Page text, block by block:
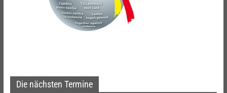
Die nächsten Termine